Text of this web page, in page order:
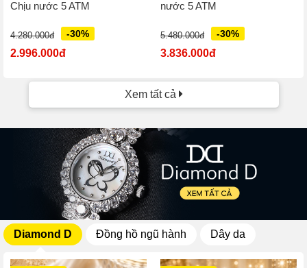
Chịu nước 5 ATM
4.280.000đ -30%
2.996.000đ
nước 5 ATM
5.480.000đ -30%
3.836.000đ
Xem tất cả
Diamond D Đồng hồ ngũ hành Dây da